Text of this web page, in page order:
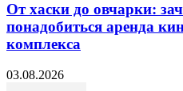
От хаски до овчарки:
понадобиться аренда
комплекса
03.08.2026